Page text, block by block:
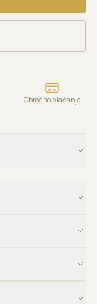
Obročno plaćanje